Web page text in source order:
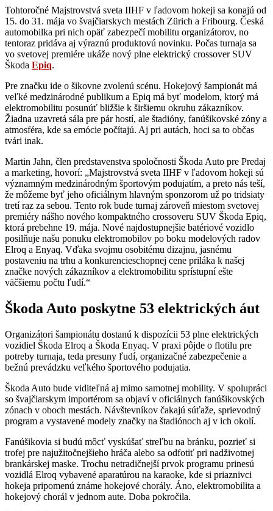
Tohtoročné Majstrovstvá sveta IIHF v ľadovom hokeji sa konajú od
15. do 31. mája vo švajčiarskych mestách Zürich a Fribourg. Česká
automobilka pri nich opäť zabezpečí mobilitu organizátorov, no
tentoraz pridáva aj výraznú produktovú novinku. Počas turnaja sa
vo svetovej premiére ukáže nový plne elektrický crossover SUV
Škoda Epiq.
Pre značku ide o šikovne zvolenú scénu. Hokejový šampionát má
veľké medzinárodné publikum a Epiq má byť modelom, ktorý má
elektromobilitu posunúť bližšie k širšiemu okruhu zákazníkov.
Žiadna uzavretá sála pre pár hostí, ale štadióny, fanúšikovské zóny a
atmosféra, kde sa emócie počítajú. Aj pri autách, hoci sa to občas
tvári inak.
Martin Jahn, člen predstavenstva spoločnosti Škoda Auto pre Predaj
a marketing, hovorí: „Majstrovstvá sveta IIHF v ľadovom hokeji sú
významným medzinárodným športovým podujatím, a preto nás teší,
že môžeme byť jeho oficiálnym hlavným sponzorom už po tridsiaty
tretí raz za sebou. Tento rok bude turnaj zároveň miestom svetovej
premiéry nášho nového kompaktného crossoveru SUV Škoda Epiq,
ktorá prebehne 19. mája. Nové najdostupnejšie batériové vozidlo
posilňuje našu ponuku elektromobilov po boku modelových radov
Elroq a Enyaq. Vďaka svojmu osobitému dizajnu, jasnému
postaveniu na trhu a konkurencieschopnej cene priláka k našej
značke nových zákazníkov a elektromobilitu sprístupní ešte
väčšiemu počtu ľudí.“
Škoda Auto poskytne 53 elektrických áut
Organizátori šampionátu dostanú k dispozícii 53 plne elektrických
vozidiel Škoda Elroq a Škoda Enyaq. V praxi pôjde o flotilu pre
potreby turnaja, teda presuny ľudí, organizačné zabezpečenie a
bežnú prevádzku veľkého športového podujatia.
Škoda Auto bude viditeľná aj mimo samotnej mobility. V spolupráci
so švajčiarskym importérom sa objaví v oficiálnych fanúšikovských
zónach v oboch mestách. Návštevníkov čakajú súťaže, sprievodný
program a vystavené modely značky na štadiónoch aj v ich okolí.
Fanúšikovia si budú môcť vyskúšať streľbu na bránku, pozrieť si
trofej pre najužitočnejšieho hráča alebo sa odfotiť pri nadživotnej
brankárskej maske. Trochu netradičnejší prvok programu prinesú
vozidlá Elroq vybavené aparatúrou na karaoke, kde si priaznivci
hokeja pripomenú známe hokejové chorály. Áno, elektromobilita a
hokejový chorál v jednom aute. Doba pokročila.